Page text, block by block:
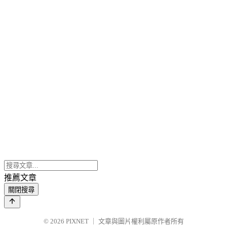
推薦文章
關閉搜尋
© 2026 PIXNET 文章與圖片權利屬原作者所有